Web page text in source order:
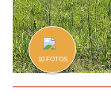
10FOTOS